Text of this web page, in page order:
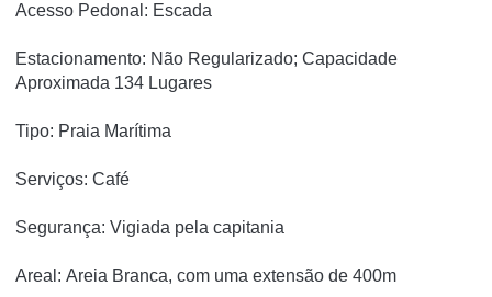
Acesso Pedonal: Escada
Estacionamento: Não Regularizado; Capacidade
Aproximada 134 Lugares
Tipo: Praia Marítima
Serviços: Café
Segurança: Vigiada pela capitania
Areal: Areia Branca, com uma extensão de 400m